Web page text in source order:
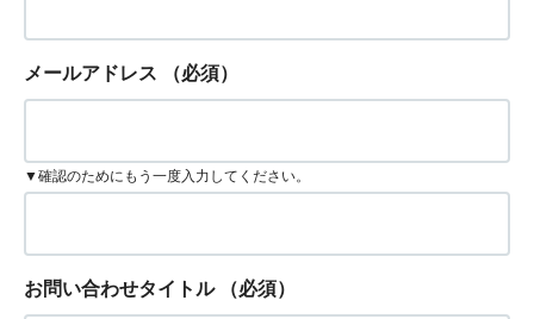
メールアドレス （必須）
▼確認のためにもう一度入力してください。
お問い合わせタイトル （必須）